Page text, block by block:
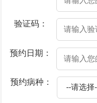
验证码：
预约日期：
预约病种：